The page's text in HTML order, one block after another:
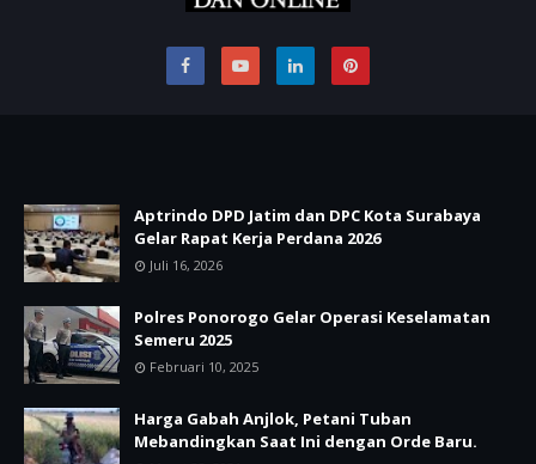
Aptrindo DPD Jatim dan DPC Kota Surabaya
Gelar Rapat Kerja Perdana 2026
Juli 16, 2026
Polres Ponorogo Gelar Operasi Keselamatan
Semeru 2025
Februari 10, 2025
Harga Gabah Anjlok, Petani Tuban
Mebandingkan Saat Ini dengan Orde Baru.